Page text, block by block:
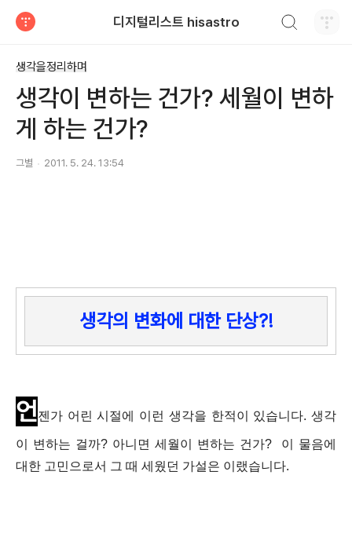
디지털리스트 hisastro
생각을정리하며
생각이 변하는 건가? 세월이 변하
게 하는 건가?
그별 2011. 5. 24. 13:54
생각의 변화에 대한 단상?!
언젠가 어린 시절에 이런 생각을 한적이 있습니다. 생각
이 변하는 걸까? 아니면 세월이 변하는 건가?
이 물음에
대한 고민으로서 그 때 세웠던 가설은 이랬습니다.